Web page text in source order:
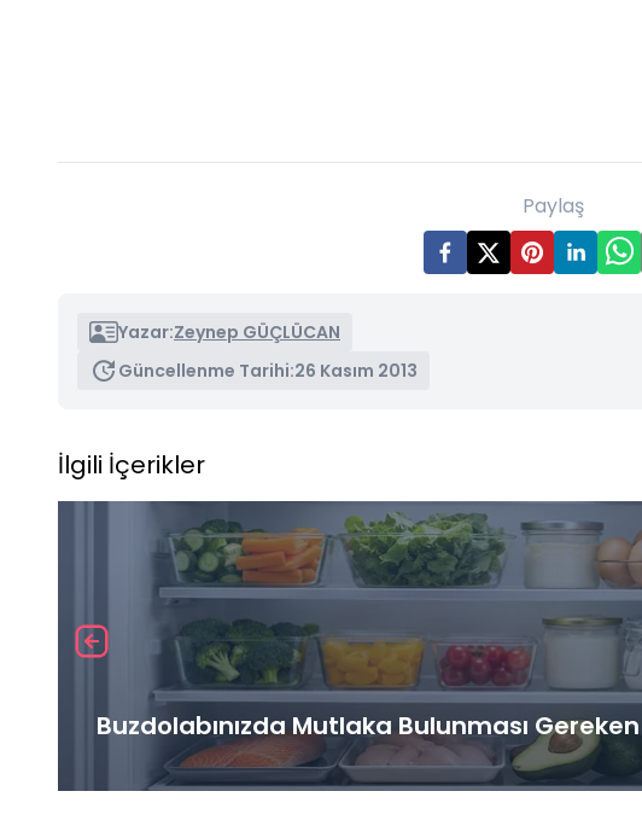
Paylaş
Yazar:Zeynep GÜÇLÜCAN
Güncellenme Tarihi:26 Kasım 2013
İlgili İçerikler
Buzdolabınızda Mutlaka Bulunması Gereken